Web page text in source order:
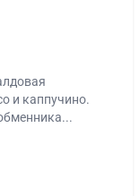
и каппучино.